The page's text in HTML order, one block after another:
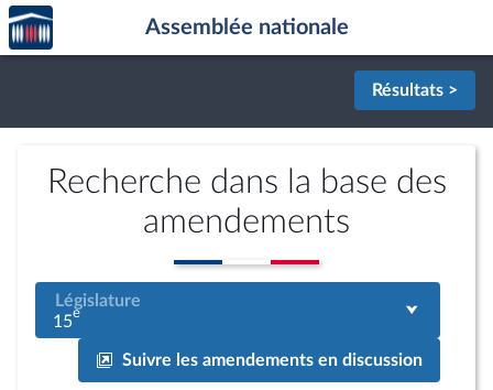
Aller au contenu
Aller en bas de la page
Accèder
à la
page
Assemblée nationale
Résultats >
Recherche dans la base des
amendements
Législature
15e
Suivre les amendements en discussion